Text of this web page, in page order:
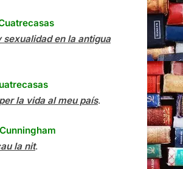
sexualidad en la antigua
la vida al meu país.
la nit.